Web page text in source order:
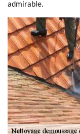
admirable.